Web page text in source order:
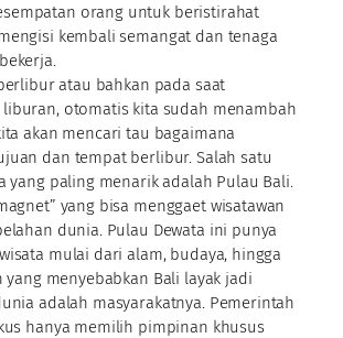
orang untuk beristirahat
kembali semangat dan tenaga
atau bahkan pada saat
liburan, otomatis kita sudah menambah
akan mencari tau bagaimana
dan tempat berlibur. Salah satu
yang paling menarik adalah Pulau Bali.
yang bisa menggaet wisatawan
dunia. Pulau Dewata ini punya
mulai dari alam, budaya, hingga
yang menyebabkan Bali layak jadi
adalah masyarakatnya. Pemerintah
hanya memilih pimpinan khusus